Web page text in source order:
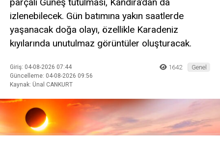
parçalı Güneş tutulması, Kandıra’dan da
izlenebilecek. Gün batımına yakın saatlerde
yaşanacak doğa olayı, özellikle Karadeniz
kıyılarında unutulmaz görüntüler oluşturacak.
Giriş: 04-08-2026 07:44
Güncelleme: 04-08-2026 09:56
Kaynak: Ünal CANKURT
1642 Genel